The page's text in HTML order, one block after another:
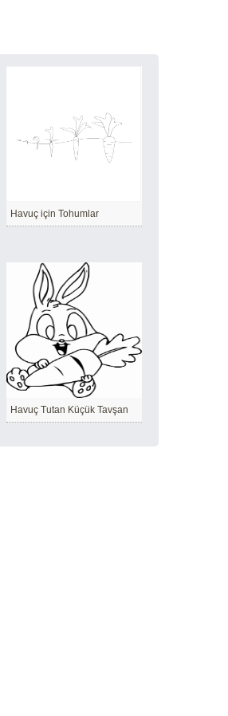
Havuç için Tohumlar
Havuç Tutan Küçük Tavşan